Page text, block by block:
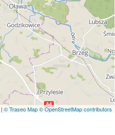
| © Traseo Map© OpenStreetMap contributors